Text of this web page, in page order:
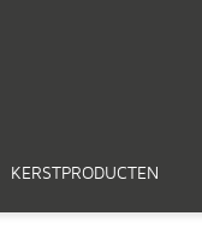
KERSTPRODUCTEN